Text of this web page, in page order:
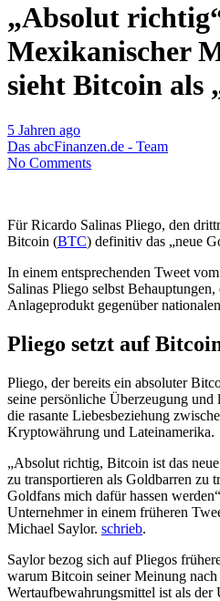
„Absolut
Mexikanischer
sieht Bitcoin als
5 Jahren ago
Das abcFinanzen.de - Team
No Comments
Für Ricardo Salinas Pliego, den
Bitcoin (BTC) definitiv das „neue
In einem entsprechenden Tweet
Salinas Pliego selbst
Anlageprodukt gegenüber
Pliego setzt auf
Pliego, der bereits ein absoluter
seine persönliche Überzeugung
die rasante Liebesbeziehung
Kryptowährung und Lateinamerika.
„Absolut richtig, Bitcoin ist das
zu transportieren als Goldbarren
Goldfans mich dafür hassen
Unternehmer in einem früheren
Michael Saylor. schrieb.
Saylor bezog sich auf Pliegos
warum Bitcoin seiner Meinung nach
Wertaufbewahrungsmittel ist als der